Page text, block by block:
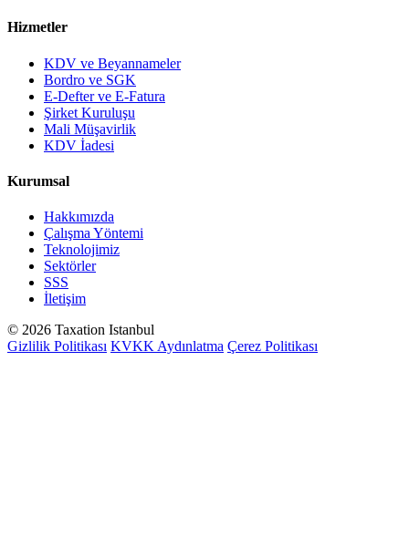
Hizmetler
KDV ve Beyannameler
Bordro ve SGK
E-Defter ve E-Fatura
Şirket Kuruluşu
Mali Müşavirlik
KDV İadesi
Kurumsal
Hakkımızda
Çalışma Yöntemi
Teknolojimiz
Sektörler
SSS
İletişim
© 2026 Taxation Istanbul
Gizlilik Politikası KVKK Aydınlatma Çerez Politikası